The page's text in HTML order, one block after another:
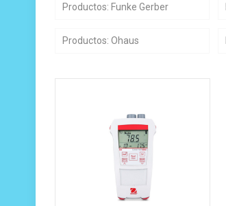
Productos: Funke Gerber
Productos: Ohaus